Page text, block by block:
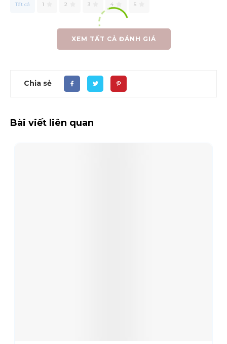
Tất cả 1 2 3 4 5
XEM TẤT CẢ ĐÁNH GIÁ
Chia sẻ
Bài viết liên quan